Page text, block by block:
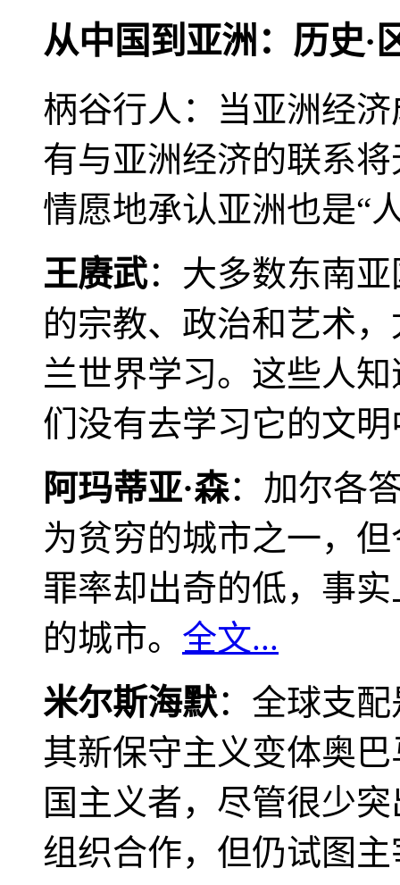
从中国到亚洲：历史·
柄谷行人：当亚洲经
有与亚洲经济的联系
情愿地承认亚洲也是“
王赓武：大多数东南
的宗教、政治和艺术
兰世界学习。这些人
们没有去学习它的文
阿玛蒂亚·森：加尔各
为贫穷的城市之一，
罪率却出奇的低，事
的城市。 全文...
米尔斯海默：全球支
其新保守主义变体奥
国主义者，尽管很少
组织合作，但仍试图